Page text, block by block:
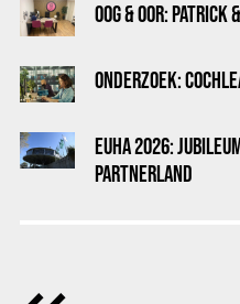
OOG & OOR: PATRICK
ONDERZOEK:
EUHA 2026:
PARTNERLAND